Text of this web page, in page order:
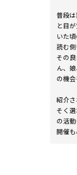
普段
と目
いた
読む
その
ん、
の機
紹介
そく
の活
開催